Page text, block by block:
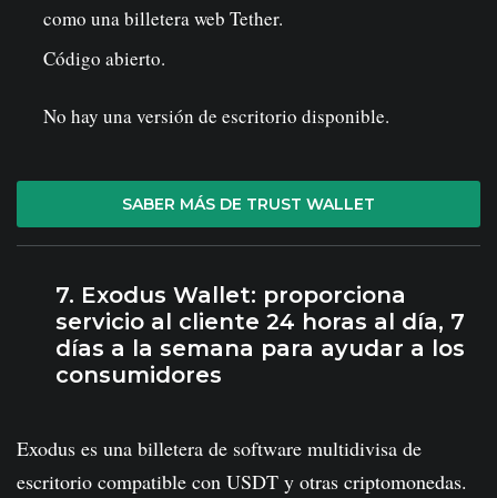
como una billetera web Tether.
Código abierto.
No hay una versión de escritorio disponible.
SABER MÁS DE TRUST WALLET
7. Exodus Wallet: proporciona
servicio al cliente 24 horas al día, 7
días a la semana para ayudar a los
consumidores
Exodus es una billetera de software multidivisa de
escritorio compatible con USDT y otras criptomonedas.